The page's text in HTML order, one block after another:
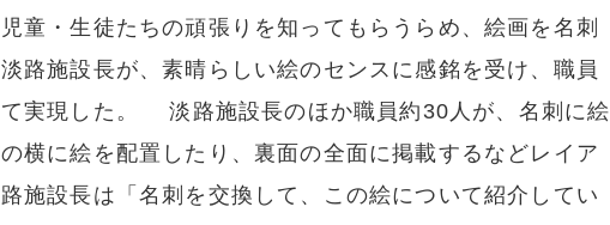
童・生徒たちの頑張りを知ってもらうらめ、絵画を名刺
路施設長が、素晴らしい絵のセンスに感銘を受け、職員
実現した。 淡路施設長のほか職員約30人が、名刺に絵
横に絵を配置したり、裏面の全面に掲載するなどレイア
施設長は「名刺を交換して、この絵について紹介してい